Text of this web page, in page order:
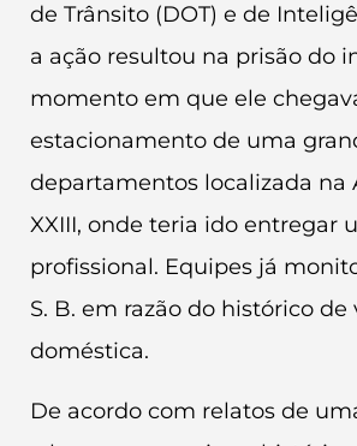
de Trânsito (DOT) e de
a ação resultou na prisão do
momento em que ele
estacionamento de uma
departamentos localizada na
XXIII, onde teria ido entregar
profissional. Equipes já
S. B. em razão do histórico de
doméstica.
De acordo com relatos de